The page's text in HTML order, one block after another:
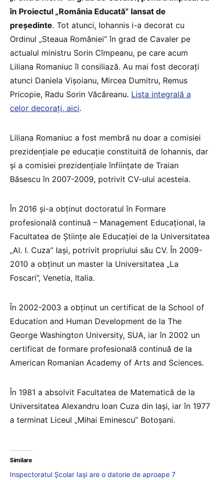
în Proiectul „România Educată” lansat de
președinte. Tot atunci, Iohannis i-a decorat cu
Ordinul „Steaua României” în grad de Cavaler pe
actualul ministru Sorin Cîmpeanu, pe care acum
Liliana Romaniuc îl consiliază. Au mai fost decorați
atunci Daniela Vișoianu, Mircea Dumitru, Remus
Pricopie, Radu Sorin Văcăreanu. Lista integrală a
celor decorați, aici.
Liliana Romaniuc a fost membră nu doar a comisiei
prezidențiale pe educație constituită de Iohannis, dar
și a comisiei prezidențiale înființate de Traian
Băsescu în 2007-2009, potrivit CV-ului acesteia.
În 2016 și-a obținut doctoratul în Formare
profesională continuă – Management Educațional, la
Facultatea de Ştiinţe ale Educaţiei de la Universitatea
„Al. I. Cuza” Iași, potrivit propriului său CV. În 2009-
2010 a obținut un master la Universitatea „La
Foscari”, Venetia, Italia.
În 2002-2003 a obținut un certificat de la School of
Education and Human Development de la The
George Washington University, SUA, iar în 2002 un
certificat de formare profesională continuă de la
American Romanian Academy of Arts and Sciences.
În 1981 a absolvit Facultatea de Matematică de la
Universitatea Alexandru Ioan Cuza din Iași, iar în 1977
a terminat Liceul „Mihai Eminescu” Botoșani.
Similare
Inspectoratul Școlar Iași are o datorie de aproape 7